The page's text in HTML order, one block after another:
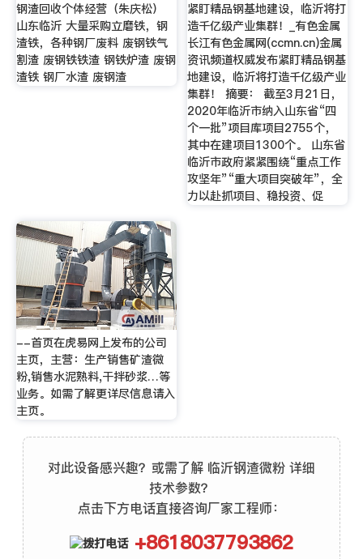
钢渣回收个体经营（朱庆松）
山东临沂 大量采购立磨铁，钢
渣铁，各种钢厂废料 废钢铁气
割渣 废钢铁铁渣 钢铁炉渣 废钢
渣铁 钢厂水渣 废钢渣
紧盯精品钢基地建设，临沂将打
造千亿级产业集群！_有色金属
长江有色金属网(ccmn.cn)金属
资讯频道权威发布紧盯精品钢基
地建设，临沂将打造千亿级产业
集群！ 摘要： 截至3月21日，
2020年临沂市纳入山东省“四
个一批”项目库项目2755个，
其中在建项目1300个。 山东省
临沂市政府紧紧围绕“重点工作
攻坚年”“重大项目突破年”，全
力以赴抓项目、稳投资、促
--首页在虎易网上发布的公司
主页，主营：生产销售矿渣微
粉,销售水泥熟料,干拌砂浆…等
业务。如需了解更详尽信息请入
主页。
对此设备感兴趣？或需了解 临沂钢渣微粉 详细
技术参数？
点击下方电话直接咨询厂家工程师：
+8618037793862